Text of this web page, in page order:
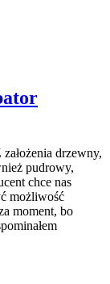
drzewny,
pudrowy,
chce nas
możliwość
moment, bo